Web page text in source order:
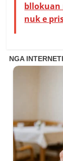
bllokuan
nuk e